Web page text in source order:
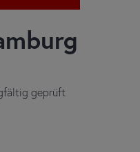
geprüft